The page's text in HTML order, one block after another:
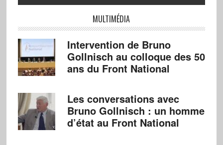
MULTIMÉDIA
Intervention de Bruno
Gollnisch au colloque des 50
ans du Front National
Les conversations avec
Bruno Gollnisch : un homme
d’état au Front National